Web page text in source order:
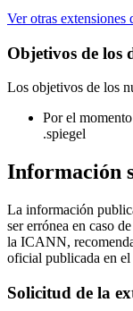
Ver otras extensiones
Objetivos de los
Los objetivos de los
Por el
.spiegel
Información
La información
ser errónea en caso
la ICANN,
oficial publicada en
Solicitud de la